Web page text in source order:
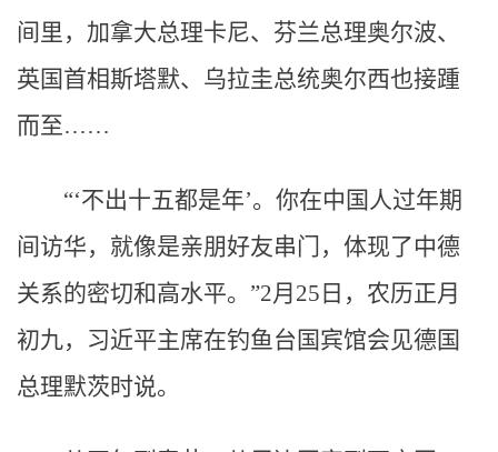
间里，加拿大总理卡尼、芬兰总理奥尔波、
英国首相斯塔默、乌拉圭总统奥尔西也接踵
而至……
“‘不出十五都是年’。你在中国人过年期
间访华，就像是亲朋好友串门，体现了中德
关系的密切和高水平。”2月25日，农历正月
初九，习近平主席在钓鱼台国宾馆会见德国
总理默茨时说。